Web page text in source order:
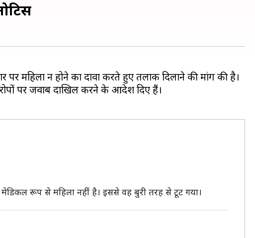
पर महिला न होने का दावा करते हुए तलाक दिलाने की मांग की है।
आरोपों पर जवाब दाखिल करने के आदेश दिए हैं।
मेडिकल रूप से महिला नहीं है। इससे वह बुरी तरह से टूट गया।